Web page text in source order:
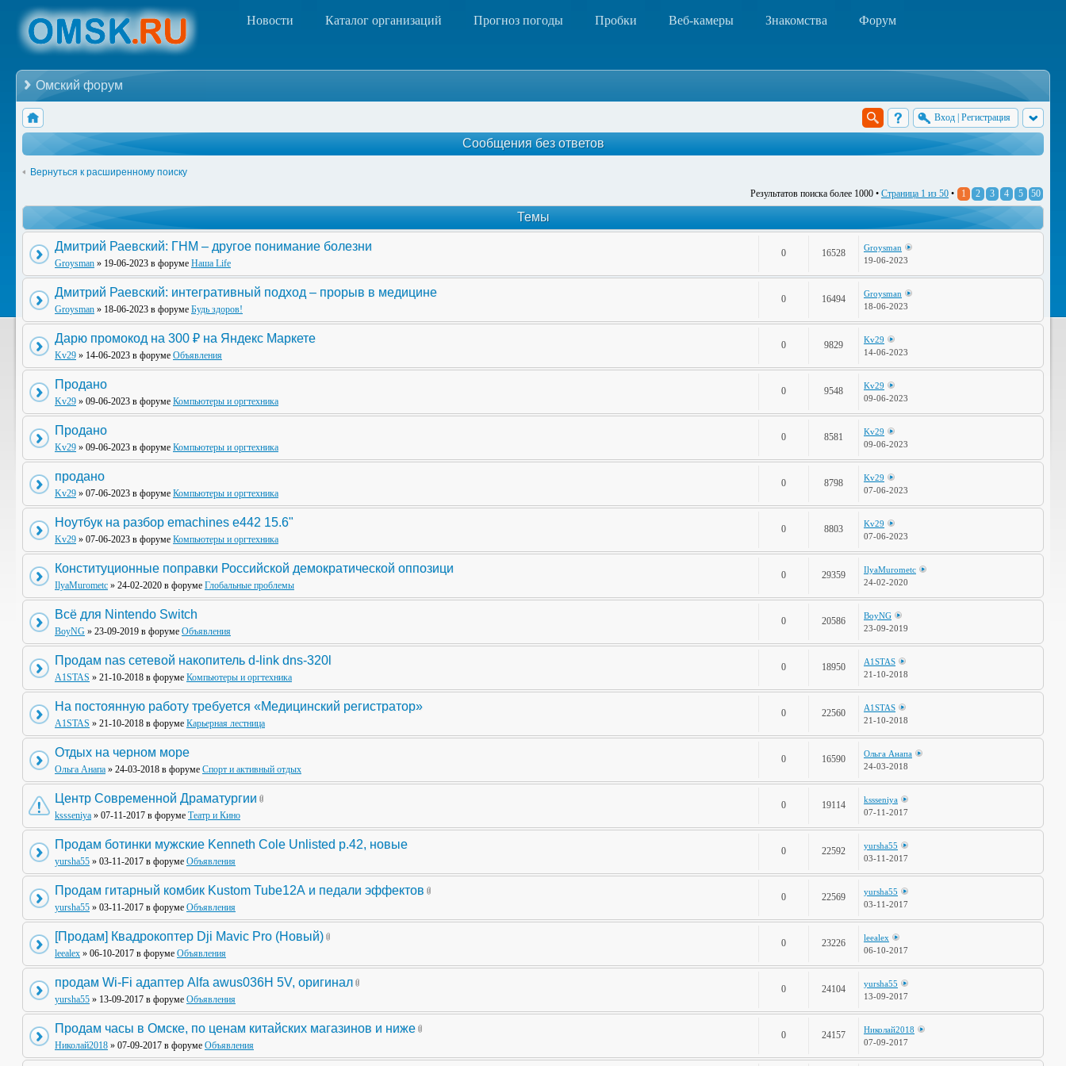
Новости Каталог организаций Прогноз погоды Пробки Веб-камеры Знакомства Форум
Омский форум
Вход Регистрация
Сообщения без ответов
Вернуться к расширенному поиску
Результатов поиска более 1000 • Страница 1 из 50 • 1 2 3 4 5 50
Темы
Дмитрий Раевский: ГНМ – другое понимание болезни
Groysman » 19-06-2023 в форуме Наша Life
0 16528
Groysman
19-06-2023
Дмитрий Раевский: интегративный подход – прорыв в медицине
Groysman » 18-06-2023 в форуме Будь здоров!
0 16494
Groysman
18-06-2023
Дарю промокод на 300 ₽ на Яндекс Маркете
Kv29 » 14-06-2023 в форуме Объявления
0 9829
Kv29
14-06-2023
Продано
Kv29 » 09-06-2023 в форуме Компьютеры и оргтехника
0 9548
Kv29
09-06-2023
Продано
Kv29 » 09-06-2023 в форуме Компьютеры и оргтехника
0 8581
Kv29
09-06-2023
продано
Kv29 » 07-06-2023 в форуме Компьютеры и оргтехника
0 8798
Kv29
07-06-2023
Ноутбук на разбор emachines e442 15.6"
Kv29 » 07-06-2023 в форуме Компьютеры и оргтехника
0 8803
Kv29
07-06-2023
Конституционные поправки Российской демократической оппозици
IlyaMurometc » 24-02-2020 в форуме Глобальные проблемы
0 29359
IlyaMurometc
24-02-2020
Всё для Nintendo Switch
BoyNG » 23-09-2019 в форуме Объявления
0 20586
BoyNG
23-09-2019
Продам nas сетевой накопитель d-link dns-320l
A1STAS » 21-10-2018 в форуме Компьютеры и оргтехника
0 18950
A1STAS
21-10-2018
На постоянную работу требуется «Медицинский регистратор»
A1STAS » 21-10-2018 в форуме Карьерная лестница
0 22560
A1STAS
21-10-2018
Отдых на черном море
Ольга Анапа » 24-03-2018 в форуме Спорт и активный отдых
0 16590
Ольга Анапа
24-03-2018
Центр Современной Драматургии
kssseniya » 07-11-2017 в форуме Театр и Кино
0 19114
kssseniya
07-11-2017
Продам ботинки мужские Kenneth Cole Unlisted р.42, новые
yursha55 » 03-11-2017 в форуме Объявления
0 22592
yursha55
03-11-2017
Продам гитарный комбик Kustom Tube12А и педали эффектов
yursha55 » 03-11-2017 в форуме Объявления
0 22569
yursha55
03-11-2017
[Продам] Квадрокоптер Dji Mavic Pro (Новый)
leealex » 06-10-2017 в форуме Объявления
0 23226
leealex
06-10-2017
продам Wi-Fi адаптер Alfa awus036H 5V, оригинал
yursha55 » 13-09-2017 в форуме Объявления
0 24104
yursha55
13-09-2017
Продам часы в Омске, по ценам китайских магазинов и ниже
Николай2018 » 07-09-2017 в форуме Объявления
0 24157
Николай2018
07-09-2017